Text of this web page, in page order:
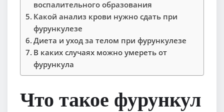
воспалительного образования
Какой анализ крови нужно сдать при
фурункулезе
Диета и уход за телом при фурункулезе
В каких случаях можно умереть от
фурункула
Что такое фурункул